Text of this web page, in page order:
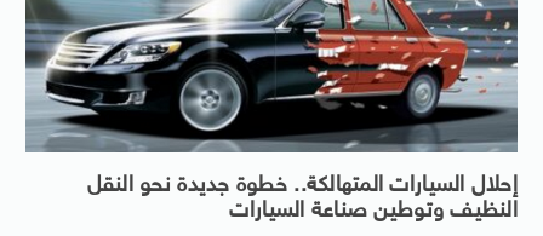
إحلال السيارات المتهالكة.. خطوة جديدة نحو النقل
النظيف وتوطين صناعة السيارات